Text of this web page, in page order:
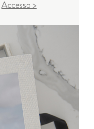
Accesso >